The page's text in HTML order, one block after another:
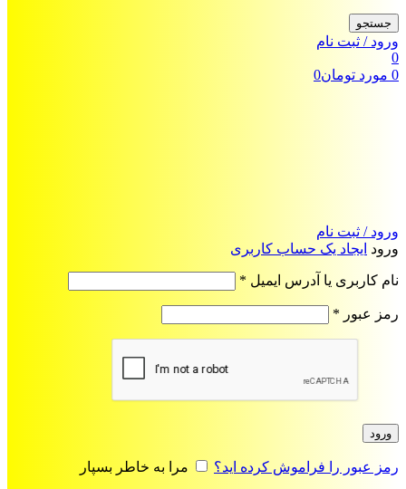
جستجو
ورود / ثبت نام
0
0 مورد تومان0
ورود / ثبت نام
ورود ایجاد یک حساب کاربری
نام کاربری یا آدرس ایمیل *
رمز عبور *
ورود
رمز عبور را فراموش کرده اید؟
مرا به خاطر بسپار